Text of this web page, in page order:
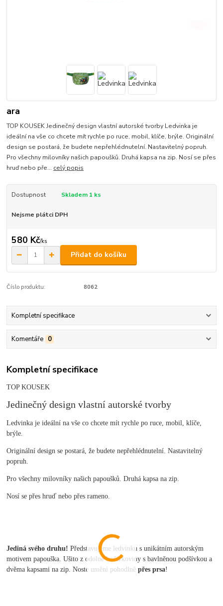
ara
TOP KOUSEK Jedinečný design vlastní autorské tvorby Ledvinka je
ideální na vše co chcete mít rychle po ruce, mobil, klíče, brýle. Originální
design se postará, že budete nepřehlédnutelní. Nastavitelný popruh.
Pro všechny milovníky našich papoušků. Druhá kapsa na zip. Nosí se přes
hruď nebo pře... celý popis
Dostupnost Skladem 1 ks
Nejsme plátci DPH
580 Kč/ks
Přidat do košíku
Číslo produktu: 8062
Kompletní specifikace
Komentáře 0
Kompletní specifikace
TOP KOUSEK
Jedinečný design vlastní autorské tvorby
Ledvinka je ideální na vše co chcete mít rychle po ruce, mobil, klíče,
brýle.
Originální design se postará, že budete nepřehlédnutelní. Nastavitelný
popruh.
Pro všechny milovníky našich papoušků. Druhá kapsa na zip.
Nosí se přes hruď nebo přes rameno.
Jediná svého druhu! Představujeme ledvinku s unikátním autorským
motivem papouška. Ušito z odolné kočárkoviny s bavlněnou podšívkou a
dvěma kapsami na zip. Noste umění pohodlněpřes prsa!